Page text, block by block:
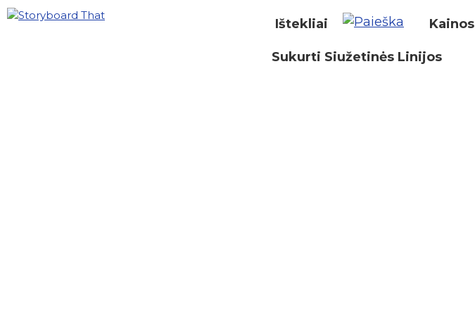
Ištekliai Kainos
Sukurti Siužetinės Linijos